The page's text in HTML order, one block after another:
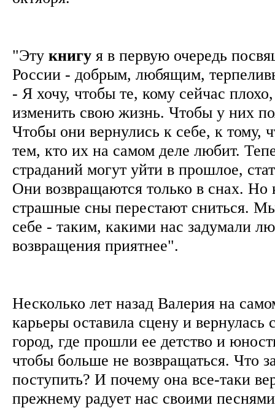
"Эту книгу я в первую очередь
России - добрым, любящим,
- Я хочу, чтобы те, кому сейчас
изменить свою жизнь. Чтобы у них
Чтобы они вернулись к себе, к тому,
тем, кто их на самом деле любит.
страданий могут уйти в прошлое,
Они возвращаются только в снах. Но
страшные сны перестают сниться.
себе - таким, какими нас задумали
возвращения приятнее".
Несколько лет назад Валерия на
карьеры оставила сцену и вернулась
город, где прошли ее детство и
чтобы больше не возвращаться. Что
поступить? И почему она все-таки
прежнему радует нас своими